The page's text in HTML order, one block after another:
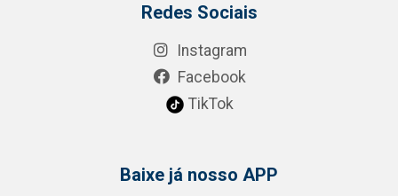
Redes Sociais
Instagram
Facebook
TikTok
Baixe já nosso APP